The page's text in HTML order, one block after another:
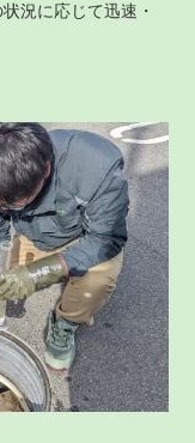
況に応じて迅速・